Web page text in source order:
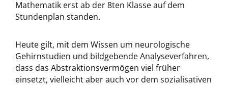
Mathematik erst ab der 8ten Klasse auf dem
Stundenplan standen.
Heute gilt, mit dem Wissen um neurologische
Gehirnstudien und bildgebende Analyseverfahren,
dass das Abstraktionsvermögen viel früher
einsetzt, vielleicht aber auch vor dem sozialisativen